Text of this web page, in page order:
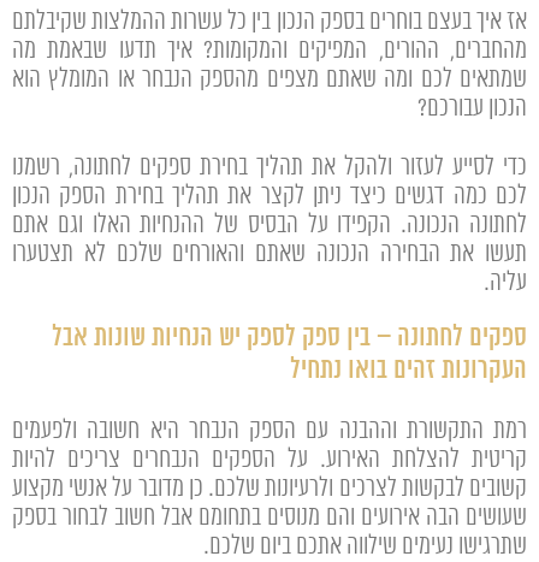
אז איך בעצם בוחרים בספק הנכון בין כל עשרות ההמלצות שקיבלתם
מהחברים, ההורים, המפיקים והמקומות? איך תדעו שבאמת מה
שמתאים לכם ומה שאתם מצפים מהספק הנבחר או המומלץ הוא
הנכון עבורכם?
כדי לסייע לעזור ולהקל את תהליך בחירת ספקים לחתונה, רשמנו
לכם כמה דגשים כיצד ניתן לקצר את תהליך בחירת הספק הנכון
לחתונה הנכונה. הקפידו על הבסיס של ההנחיות האלו וגם אתם
תעשו את הבחירה הנכונה שאתם והאורחים שלכם לא תצטערו
עליה.
ספקים לחתונה – בין ספק לספק יש הנחיות שונות אבל
העקרונות זהים בואו נתחיל
רמת התקשורת וההבנה עם הספק הנבחר היא חשובה ולפעמים
קריטית להצלחת האירוע. על הספקים הנבחרים צריכים להיות
קשובים לבקשות לצרכים ולרעיונות שלכם. כן מדובר על אנשי מקצוע
שעושים הבה אירועים והם מנוסים בתחומם אבל חשוב לבחור בספק
שתרגישו נעימים שילווה אתכם ביום שלכם.